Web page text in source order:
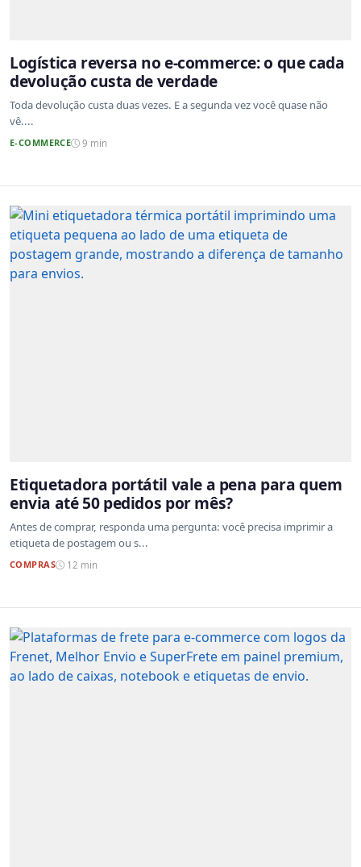
Logística reversa no e-commerce: o que cada
devolução custa de verdade
Toda devolução custa duas vezes. E a segunda vez você quase não
vê....
E-COMMERCE 9 min
Etiquetadora portátil vale a pena para quem
envia até 50 pedidos por mês?
Antes de comprar, responda uma pergunta: você precisa imprimir a
etiqueta de postagem ou s...
COMPRAS 12 min